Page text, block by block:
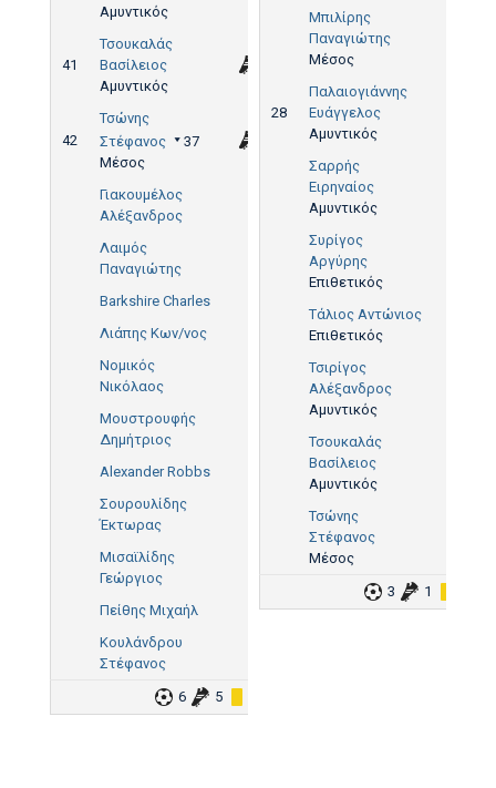
Αμυντικός
41
Τσουκαλάς
Βασίλειος
Αμυντικός
42
Τσώνης
Στέφανος
37
Μέσος
Γιακουμέλος
Αλέξανδρος
Λαιμός
Παναγιώτης
Barkshire Charles
Λιάπης Κων/νος
Νομικός
Νικόλαος
Μουστρουφής
Δημήτριος
Alexander Robbs
Σουρουλίδης
Έκτωρας
Μισαϊλίδης
Γεώργιος
Πείθης Μιχαήλ
Κουλάνδρου
Στέφανος
6
5
Μπιλίρης
Παναγιώτης
Μέσος
28
Παλαιογιάννης
Ευάγγελος
Αμυντικός
Σαρρής
Ειρηναίος
Αμυντικός
Συρίγος
Αργύρης
Επιθετικός
Τάλιος Αντώνιος
Επιθετικός
Τσιρίγος
Αλέξανδρος
Αμυντικός
Τσουκαλάς
Βασίλειος
Αμυντικός
Τσώνης
Στέφανος
Μέσος
3
1